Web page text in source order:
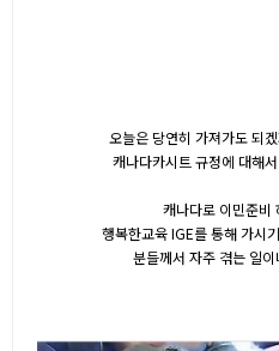
오늘은 당연히 가져가도 되
캐나다카시트 규정에 대해
캐나다로 이민준비
행복한교육 IGE를 통해 가시
분들께서 자주 겪는 일